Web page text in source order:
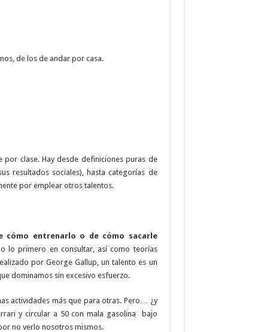
de los de andar por casa.
por clase. Hay desde definiciones puras de
resultados sociales), hasta categorías de
por emplear otros talentos.
cómo entrenarlo o de cómo sacarle
lo primero en consultar, así como teorías
por George Gallup, un talento es un
dominamos sin excesivo esfuerzo.
actividades más que para otras. Pero… ¿y
y circular a 50 con mala gasolina bajo
no verlo nosotros mismos.